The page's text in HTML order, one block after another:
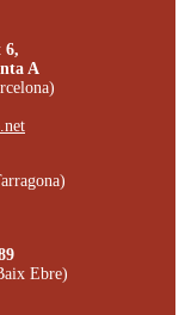
6,
A
Ebre)